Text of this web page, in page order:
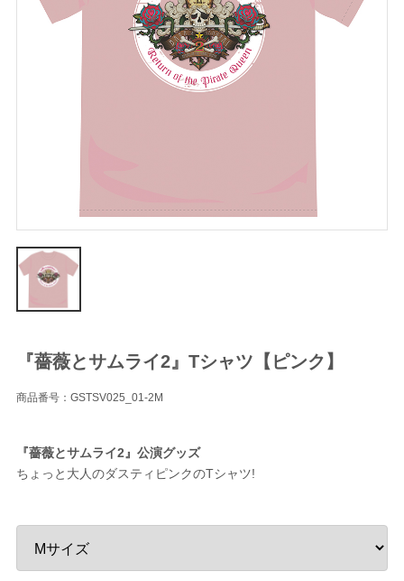
『薔薇とサムライ2』Tシャツ【ピンク】
商品番号：GSTSV025_01-2M
『薔薇とサムライ2』公演グッズ
ちょっと大人のダスティピンクのTシャツ!